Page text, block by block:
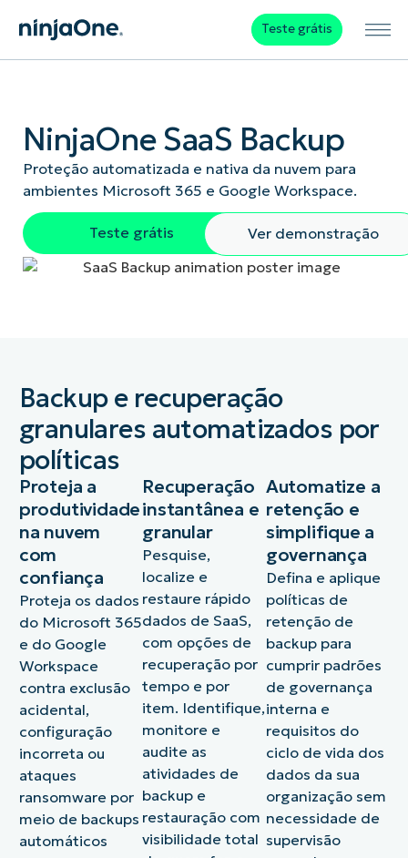
Teste grátis
NinjaOne SaaS Backup
Proteção automatizada e nativa da nuvem para
ambientes Microsoft 365 e Google Workspace.
Teste grátis Ver demonstração
Backup e recuperação
granulares automatizados por
políticas
Proteja a
produtividade
na nuvem
com
confiança
Proteja os dados
do Microsoft 365
e do Google
Workspace
contra exclusão
acidental,
configuração
incorreta ou
ataques
ransomware por
meio de backups
automáticos
Recuperação
instantânea e
granular
Pesquise,
localize e
restaure rápido
dados de SaaS,
com opções de
recuperação por
tempo e por
item. Identifique,
monitore e
audite as
atividades de
backup e
restauração com
visibilidade total
Automatize a
retenção e
simplifique a
governança
Defina e aplique
políticas de
retenção de
backup para
cumprir padrões
de governança
interna e
requisitos do
ciclo de vida dos
dados da sua
organização sem
necessidade de
supervisão